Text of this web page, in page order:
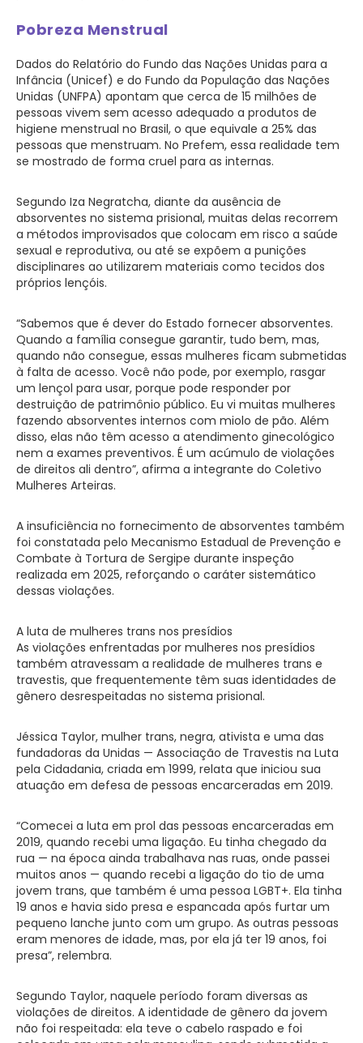
Pobreza Menstrual
Dados do Relatório do Fundo das Nações Unidas para a
Infância (Unicef) e do Fundo da População das Nações
Unidas (UNFPA) apontam que cerca de 15 milhões de
pessoas vivem sem acesso adequado a produtos de
higiene menstrual no Brasil, o que equivale a 25% das
pessoas que menstruam. No Prefem, essa realidade tem
se mostrado de forma cruel para as internas.
Segundo Iza Negratcha, diante da ausência de
absorventes no sistema prisional, muitas delas recorrem
a métodos improvisados que colocam em risco a saúde
sexual e reprodutiva, ou até se expõem a punições
disciplinares ao utilizarem materiais como tecidos dos
próprios lençóis.
“Sabemos que é dever do Estado fornecer absorventes.
Quando a família consegue garantir, tudo bem, mas,
quando não consegue, essas mulheres ficam submetidas
à falta de acesso. Você não pode, por exemplo, rasgar
um lençol para usar, porque pode responder por
destruição de patrimônio público. Eu vi muitas mulheres
fazendo absorventes internos com miolo de pão. Além
disso, elas não têm acesso a atendimento ginecológico
nem a exames preventivos. É um acúmulo de violações
de direitos ali dentro”, afirma a integrante do Coletivo
Mulheres Arteiras.
A insuficiência no fornecimento de absorventes também
foi constatada pelo Mecanismo Estadual de Prevenção e
Combate à Tortura de Sergipe durante inspeção
realizada em 2025, reforçando o caráter sistemático
dessas violações.
A luta de mulheres trans nos presídios
As violações enfrentadas por mulheres nos presídios
também atravessam a realidade de mulheres trans e
travestis, que frequentemente têm suas identidades de
gênero desrespeitadas no sistema prisional.
Jéssica Taylor, mulher trans, negra, ativista e uma das
fundadoras da Unidas — Associação de Travestis na Luta
pela Cidadania, criada em 1999, relata que iniciou sua
atuação em defesa de pessoas encarceradas em 2019.
“Comecei a luta em prol das pessoas encarceradas em
2019, quando recebi uma ligação. Eu tinha chegado da
rua — na época ainda trabalhava nas ruas, onde passei
muitos anos — quando recebi a ligação do tio de uma
jovem trans, que também é uma pessoa LGBT+. Ela tinha
19 anos e havia sido presa e espancada após furtar um
pequeno lanche junto com um grupo. As outras pessoas
eram menores de idade, mas, por ela já ter 19 anos, foi
presa”, relembra.
Segundo Taylor, naquele período foram diversas as
violações de direitos. A identidade de gênero da jovem
não foi respeitada: ela teve o cabelo raspado e foi